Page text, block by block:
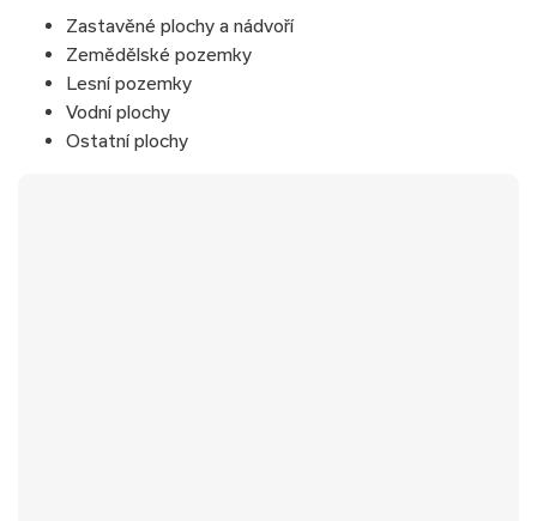
Zastavěné plochy a nádvoří
Zemědělské pozemky
Lesní pozemky
Vodní plochy
Ostatní plochy